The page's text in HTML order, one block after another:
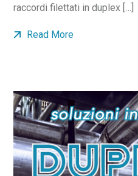
raccordi filettati in duplex […]
Read More